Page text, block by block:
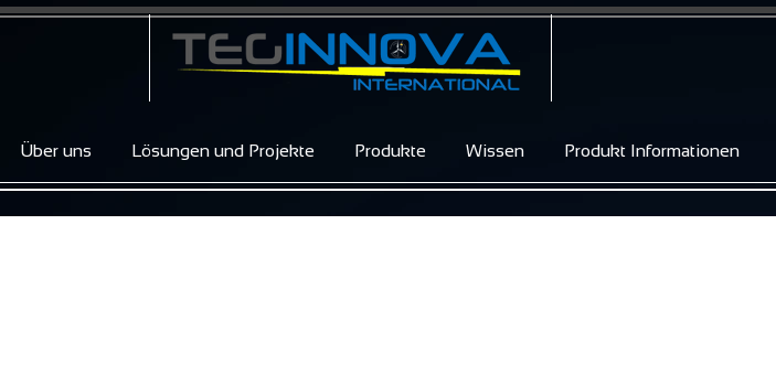
Über uns Lösungen und Projekte Produkte Wissen Produkt Informationen